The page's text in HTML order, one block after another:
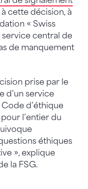
à cette décision, à
« Swiss
central de
de manquement
prise par le
d’un service
d’éthique
l’entier du
éthiques
», explique
la FSG.